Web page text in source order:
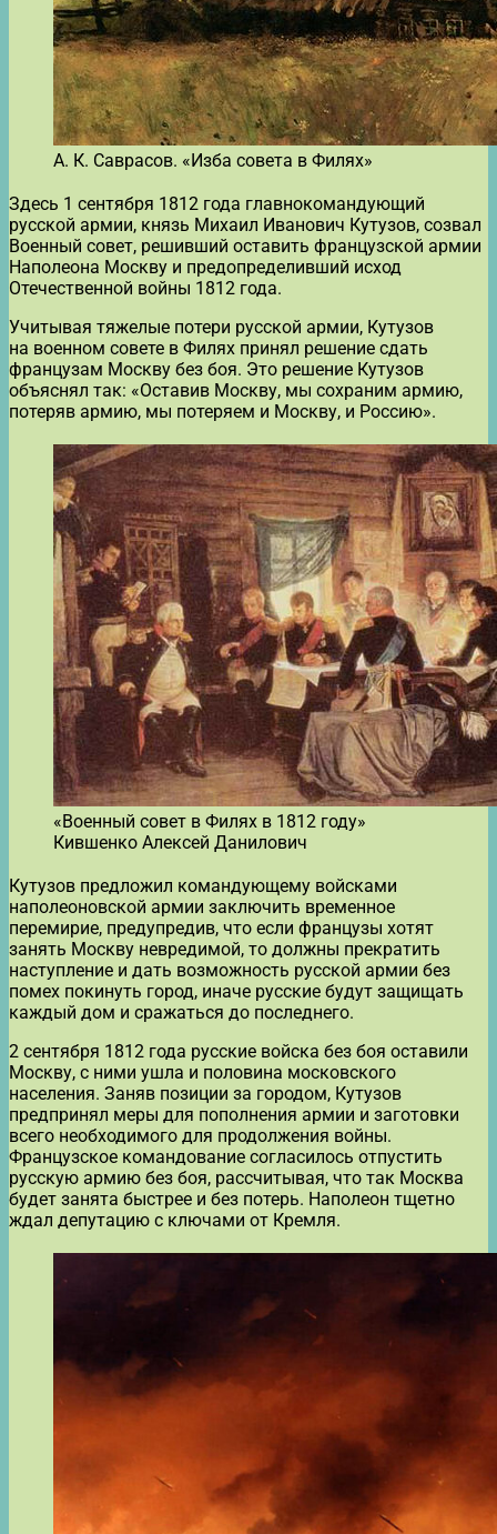
А. К. Саврасов. «Изба совета в Филях»
Здесь 1 сентября 1812 года главнокомандующий
русской армии, князь Михаил Иванович Кутузов, созвал
Военный совет, решивший оставить французской армии
Наполеона Москву и предопределивший исход
Отечественной войны 1812 года.
Учитывая тяжелые потери русской армии, Кутузов
на военном совете в Филях принял решение сдать
французам Москву без боя. Это решение Кутузов
объяснял так: «Оставив Москву, мы сохраним армию,
потеряв армию, мы потеряем и Москву, и Россию».
«Военный совет в Филях в 1812 году»
Кившенко Алексей Данилович
Кутузов предложил командующему войсками
наполеоновской армии заключить временное
перемирие, предупредив, что если французы хотят
занять Москву невредимой, то должны прекратить
наступление и дать возможность русской армии без
помех покинуть город, иначе русские будут защищать
каждый дом и сражаться до последнего.
2 сентября 1812 года русские войска без боя оставили
Москву, с ними ушла и половина московского
населения. Заняв позиции за городом, Кутузов
предпринял меры для пополнения армии и заготовки
всего необходимого для продолжения войны.
Французское командование согласилось отпустить
русскую армию без боя, рассчитывая, что так Москва
будет занята быстрее и без потерь. Наполеон тщетно
ждал депутацию с ключами от Кремля.